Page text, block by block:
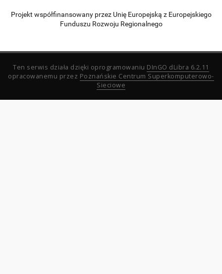
Projekt współfinansowany przez Unię Europejską z Europejskiego
Funduszu Rozwoju Regionalnego
Ten serwis działa dzięki oprogramowaniu DInGO dLibra 6.2.11
opracowanemu przez Poznańskie Centrum Superkomputerowo-
Sieciowe